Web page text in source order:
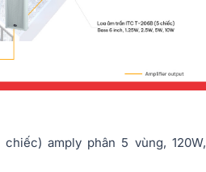
amply phân 5 vùng, 120W,